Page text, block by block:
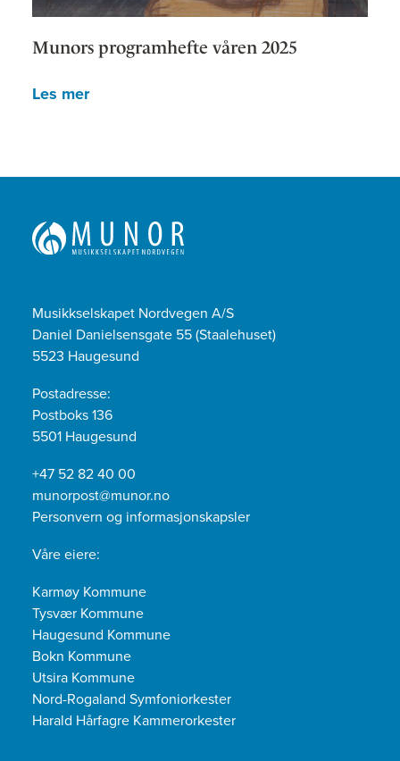
Munors programhefte våren 2025
Les mer
Musikkselskapet Nordvegen A/S
Daniel Danielsensgate 55 (Staalehuset)
5523 Haugesund
Postadresse:
Postboks 136
5501 Haugesund
+47 52 82 40 00
munorpost@munor.no
Personvern og informasjonskapsler
Våre eiere:
Karmøy Kommune
Tysvær Kommune
Haugesund Kommune
Bokn Kommune
Utsira Kommune
Nord-Rogaland Symfoniorkester
Harald Hårfagre Kammerorkester